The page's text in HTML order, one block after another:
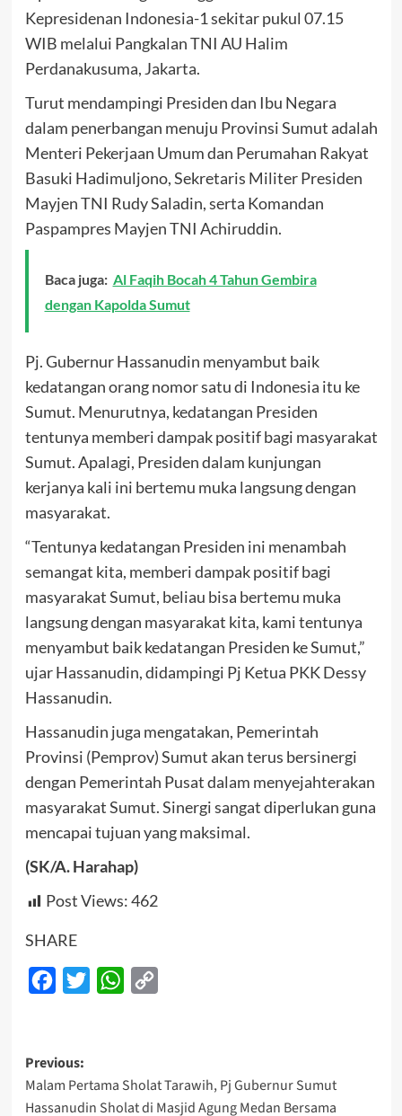
Kepresidenan Indonesia-1 sekitar pukul 07.15
WIB melalui Pangkalan TNI AU Halim
Perdanakusuma, Jakarta.
Turut mendampingi Presiden dan Ibu Negara
dalam penerbangan menuju Provinsi Sumut adalah
Menteri Pekerjaan Umum dan Perumahan Rakyat
Basuki Hadimuljono, Sekretaris Militer Presiden
Mayjen TNI Rudy Saladin, serta Komandan
Paspampres Mayjen TNI Achiruddin.
Baca juga: Al Faqih Bocah 4 Tahun Gembira
dengan Kapolda Sumut
Pj. Gubernur Hassanudin menyambut baik
kedatangan orang nomor satu di Indonesia itu ke
Sumut. Menurutnya, kedatangan Presiden
tentunya memberi dampak positif bagi masyarakat
Sumut. Apalagi, Presiden dalam kunjungan
kerjanya kali ini bertemu muka langsung dengan
masyarakat.
“Tentunya kedatangan Presiden ini menambah
semangat kita, memberi dampak positif bagi
masyarakat Sumut, beliau bisa bertemu muka
langsung dengan masyarakat kita, kami tentunya
menyambut baik kedatangan Presiden ke Sumut,”
ujar Hassanudin, didampingi Pj Ketua PKK Dessy
Hassanudin.
Hassanudin juga mengatakan, Pemerintah
Provinsi (Pemprov) Sumut akan terus bersinergi
dengan Pemerintah Pusat dalam menyejahterakan
masyarakat Sumut. Sinergi sangat diperlukan guna
mencapai tujuan yang maksimal.
(SK/A. Harahap)
Post Views:462
SHARE
Facebook
Twitter WhatsApp
Post
navigation
Previous:
Malam Pertama Sholat Tarawih, Pj Gubernur Sumut
Hassanudin Sholat di Masjid Agung Medan Bersama